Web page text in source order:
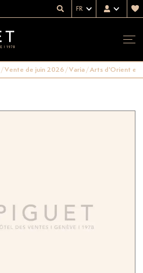
FR
/Vente de juin 2026/Varia/Arts d'Orient et